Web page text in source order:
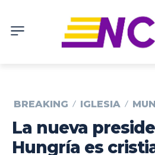
BREAKING IGLESIA
La nueva
Hungría es